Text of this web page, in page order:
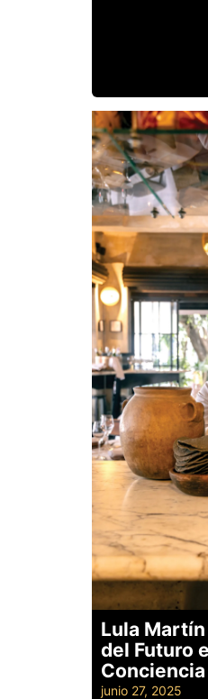
Lula
del Futuro
junio 27, 2025